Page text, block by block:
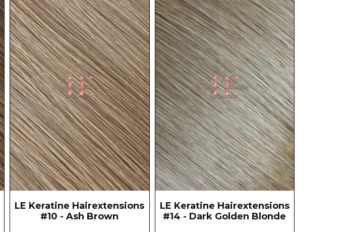
LE Keratine Hairextensions
#10 - Ash Brown
LE Keratine Hairextensions
#14 - Dark Golden Blonde